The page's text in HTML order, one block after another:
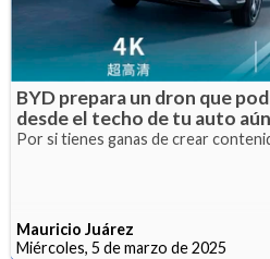
BYD prepara un dron que
desde el techo de tu auto
Por si tienes ganas de crear
Mauricio Juárez
Miércoles, 5 de marzo de 2025